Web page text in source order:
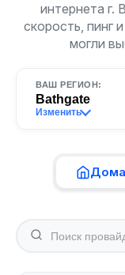
интернета г.
скорость, пинг
могли
ВАШ РЕГИОН:
Bathgate
Изменить